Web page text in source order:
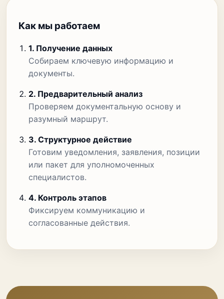
Как мы работаем
1. Получение данных
Собираем ключевую информацию и
документы.
2. Предварительный анализ
Проверяем документальную основу и
разумный маршрут.
3. Структурное действие
Готовим уведомления, заявления, позиции
или пакет для уполномоченных
специалистов.
4. Контроль этапов
Фиксируем коммуникацию и
согласованные действия.